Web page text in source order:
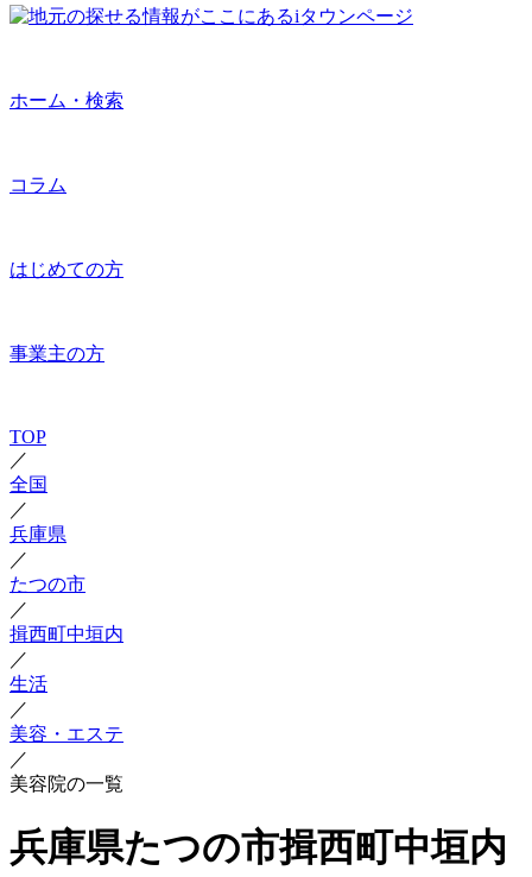
ホーム・検索
コラム
はじめての方
事業主の方
TOP
／
全国
／
兵庫県
／
たつの市
／
揖西町中垣内
／
生活
／
美容・エステ
／
美容院の一覧
兵庫県たつの市揖西町中垣内